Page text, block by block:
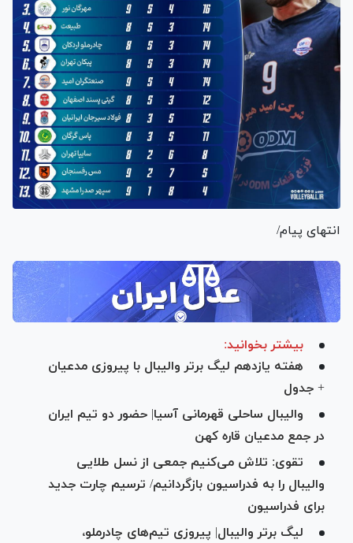
انتهای پیام/
بیشتر بخوانید:
هفته یازدهم لیگ برتر والیبال با پیروزی مدعیان
+ جدول
والیبال ساحلی قهرمانی آسیا| حضور دو تیم ایران
در جمع مدعیان قاره کهن
تقوی: تلاش می‌کنیم جمعی از نسل طلایی
والیبال را به فدراسیون بازگردانیم/ ترسیم چارت جدید
برای فدراسیون
لیگ برتر والیبال| پیروزی تیم‌های چادرملو،